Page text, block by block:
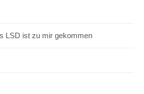
LSD ist zu mir gekommen